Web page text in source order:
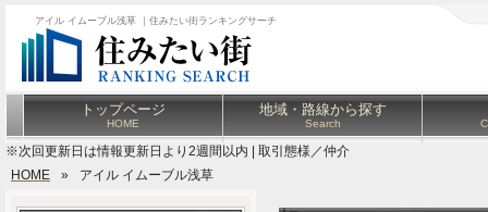
アイル イムーブル浅草 ｜住みたい街ランキングサーチ
トップページ
HOME
地域・路線から探す
Search
※次回更新日は情報更新日より2週間以内 | 取引態様／仲介
HOME
» アイル イムーブル浅草